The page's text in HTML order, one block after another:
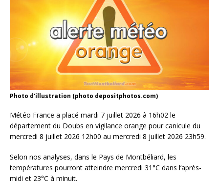
Photo d'illustration (photo depositphotos.com)
Météo France a placé mardi 7 juillet 2026 à 16h02 le
département du Doubs en vigilance orange pour canicule du
mercredi 8 juillet 2026 12h00 au mercredi 8 juillet 2026 23h59.
Selon nos analyses, dans le Pays de Montbéliard, les
températures pourront atteindre mercredi 31°C dans l’après-
midi et 23°C à minuit.